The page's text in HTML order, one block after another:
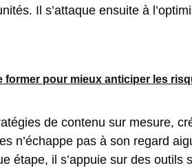
Il s’attaque ensuite à
former pour mieux anticiper les
de contenu sur mesure,
n’échappe pas à son regard
étape, il s’appuie sur des